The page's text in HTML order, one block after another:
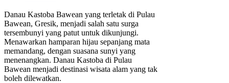
Danau Kastoba Bawean yang terletak di Pulau
Bawean, Gresik, menjadi salah satu surga
tersembunyi yang patut untuk dikunjungi.
Menawarkan hamparan hijau sepanjang mata
memandang, dengan suasana sunyi yang
menenangkan. Danau Kastoba di Pulau
Bawean menjadi destinasi wisata alam yang tak
boleh dilewatkan.